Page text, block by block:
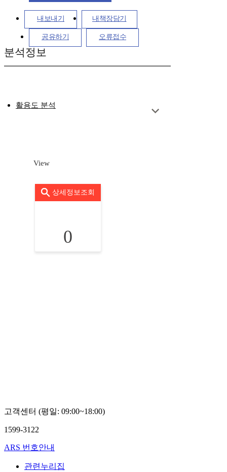
내보내기 내책장담기
공유하기 오류접수
분석정보
활용도 분석
View
상세정보조회
0
고객센터 (평일: 09:00~18:00)
1599-3122
ARS 번호안내
관련누리집